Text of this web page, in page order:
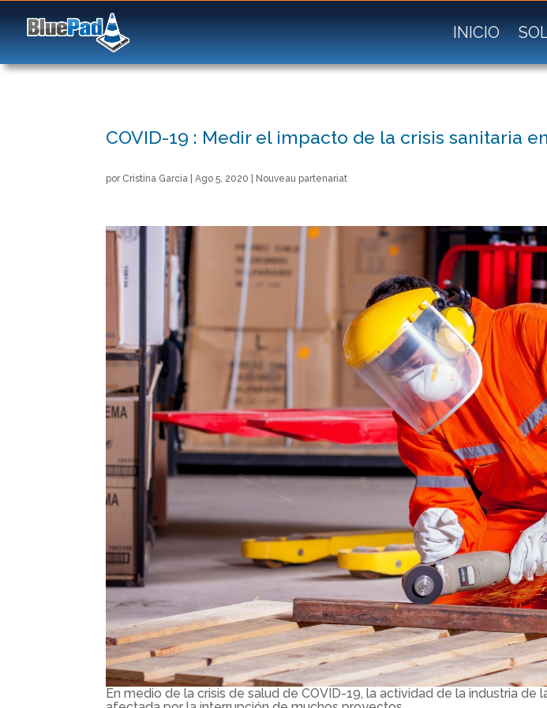
INICIO
COVID-19 : Medir el impacto de la crisis sanitaria
por Cristina Garcia |Ago 5, 2020 Nouveau partenariat
En medio de la crisis de salud de COVID-19, la actividad de la industria